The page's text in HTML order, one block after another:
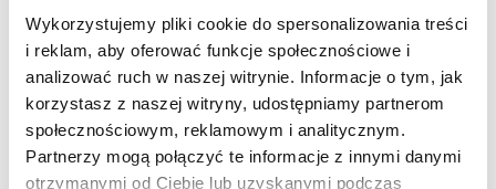
Wykorzystujemy pliki cookie do spersonalizowania treści
i reklam, aby oferować funkcje społecznościowe i
analizować ruch w naszej witrynie. Informacje o tym, jak
korzystasz z naszej witryny, udostępniamy partnerom
społecznościowym, reklamowym i analitycznym.
Partnerzy mogą połączyć te informacje z innymi danymi
otrzymanymi od Ciebie lub uzyskanymi podczas
awangardowe, obszerne spodnie czy ekstrawagancki
płaszcz o niecodziennym fasonie. Doskonale łączy
nowoczesną formę z ciekawą powierzchnią z nutą retro.
Cechy: to bawełniany denim z dodatkiem elastanu,
nieprzezierny, zwarty, dość sztywny, utrzymujący formę,
średniej grubości, matowy, oddychający.
Przeznaczenie: ten czarny dżins to materiał na spodnie